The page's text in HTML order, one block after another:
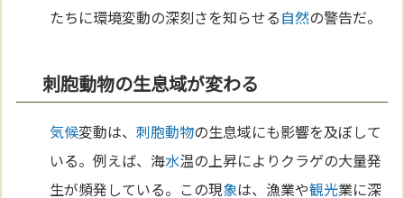
たちに環境変動の深刻さを知らせる自然の警告だ。
刺胞動物の生息域が変わる
気候変動は、刺胞動物の生息域にも影響を及ぼして
いる。例えば、海水温の上昇によりクラゲの大量発
生が頻発している。この現象は、漁業や観光業に深